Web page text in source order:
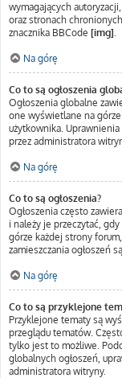
wymagających
oraz stronach
znacznika BBCode [img].
Na górę
Co to są ogłoszenia
Ogłoszenia globalne
one wyświetlane na
użytkownika. Uprawnienia
przez administratora
Na górę
Co to są ogłoszenia?
Ogłoszenia często
i należy je przeczytać,
górze każdej strony
zamieszczania ogłoszeń
Na górę
Co to są przyklejone
Przyklejone tematy są
przeglądu tematów.
tylko jest to możliwe.
globalnych ogłoszeń,
administratora witryny.